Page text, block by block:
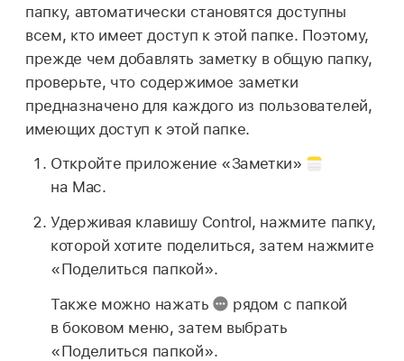
папку, автоматически становятся доступны
всем, кто имеет доступ к этой папке. Поэтому,
прежде чем добавлять заметку в общую папку,
проверьте, что содержимое заметки
предназначено для каждого из пользователей,
имеющих доступ к этой папке.
Откройте приложение «Заметки»
на Mac.
Удерживая клавишу Control, нажмите папку,
которой хотите поделиться, затем нажмите
«Поделиться папкой».
Также можно нажать
рядом с папкой
в боковом меню, затем выбрать
«Поделиться папкой».